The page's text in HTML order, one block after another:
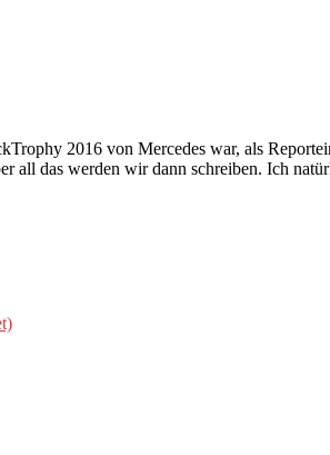
2016 von Mercedes war, als
all das werden wir dann schreiben. Ich